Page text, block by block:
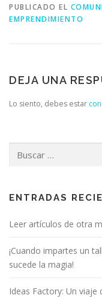
PUBLICADO EL
EMPRENDIMIENTO
DEJA UNA
Lo siento, debes estar
ENTRADAS
Leer artículos de otra
¡Cuando impartes un
sucede la magia!
Ideas Factory: Un viaje